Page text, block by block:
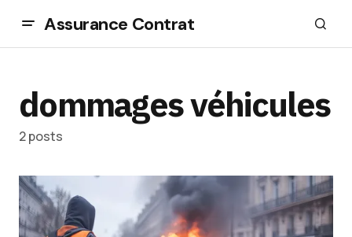
Assurance Contrat
dommages véhicules
2 posts